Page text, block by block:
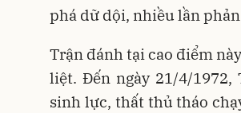
phá dữ dội, nhiều lần
Trận đánh tại cao điểm
liệt. Đến ngày 21/4/
sinh lực, thất thủ tháo